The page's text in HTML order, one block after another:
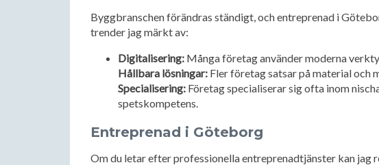
Byggbranschen förändras ständigt, och entreprenad i
trender jag märkt av:
Digitalisering: Många företag använder moderna
Hållbara lösningar: Fler företag satsar på material och
Specialisering: Företag specialiserar sig ofta inom
spetskompetens.
Entreprenad i Göteborg
Om du letar efter professionella entreprenadtjänster kan